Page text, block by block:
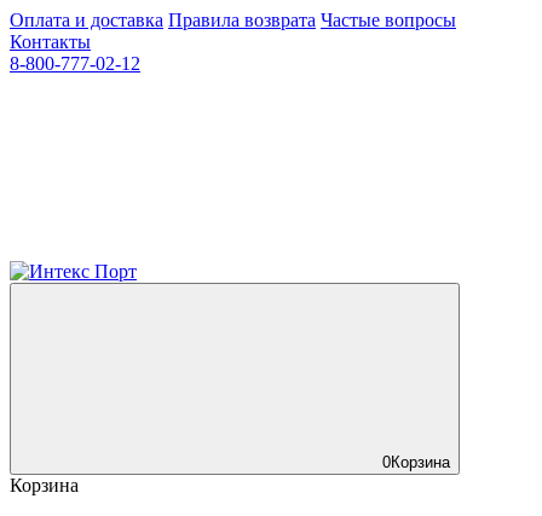
Оплата и доставка Правила возврата Частые вопросы
Контакты
8-800-777-02-12
0Корзина
Корзина